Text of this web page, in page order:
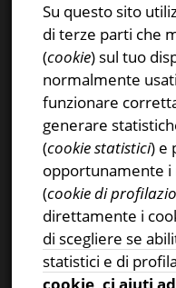
Instagram
Privacy & Cookies Policy
CERCA NEL SITO
Ricerca
Su questo sito
di terze parti che
(cookie) sul tuo
normalmente
funzionare
generare
(cookie statistici) e
opportunamente
(cookie di
direttamente i
di scegliere se
statistici e di